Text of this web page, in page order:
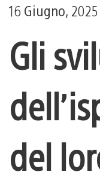
16 Giugno, 2025
Gli
del